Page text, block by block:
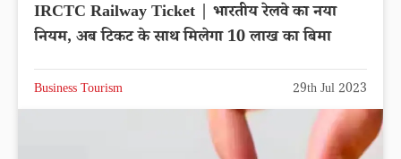
IRCTC Railway Ticket | भारतीय रेलवे का नया
नियम, अब टिकट के साथ मिलेगा 10 लाख का बिमा
Business Tourism 29th Jul 2023